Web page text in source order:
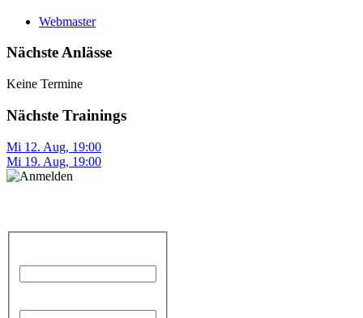
Webmaster
Nächste Anlässe
Keine Termine
Nächste Trainings
Mi 12. Aug, 19:00
Mi 19. Aug, 19:00